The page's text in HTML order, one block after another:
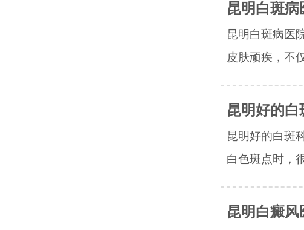
昆明白斑
昆明白斑病医
皮肤顽疾，不
昆明好的
昆明好的白斑
白色斑点时，
昆明白癜